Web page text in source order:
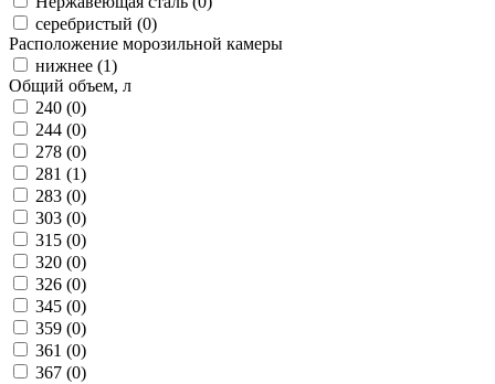
серебристый (0)
Расположение морозильной камеры
нижнее (1)
Общий объем, л
240 (0)
244 (0)
278 (0)
281 (1)
283 (0)
303 (0)
315 (0)
320 (0)
326 (0)
345 (0)
359 (0)
361 (0)
367 (0)